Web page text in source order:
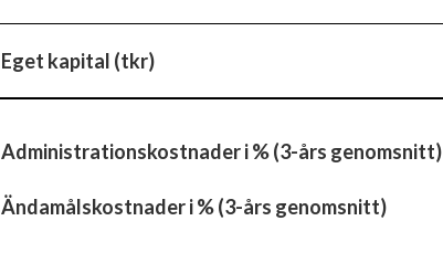
Eget kapital (tkr)
Administrationskostnader i % (3-års genomsnitt)
Ändamålskostnader i % (3-års genomsnitt)